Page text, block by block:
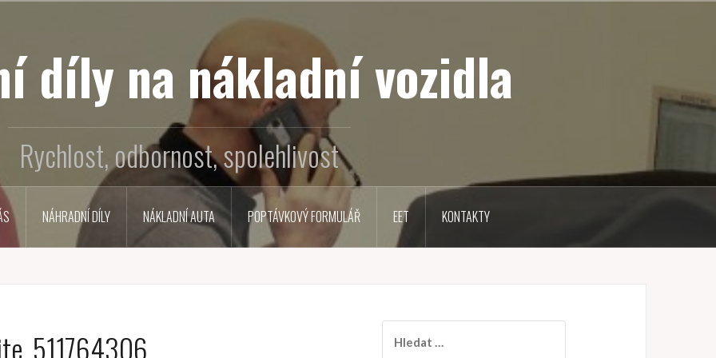
díly na nákladní vozidla
Rychlost, odbornost, spolehlivost
NÁHRADNÍ DÍLY NÁKLADNÍ AUTA POPTÁVKOVÝ FORMULÁŘ EET KONTAKTY